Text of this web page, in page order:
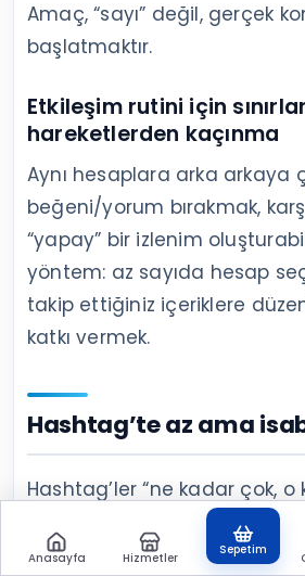
Amaç, “sayı” değil, gerçek
başlatmaktır.
Etkileşim rutini için
hareketlerden kaçınma
Aynı hesaplara arka arkaya
beğeni/yorum bırakmak,
“yapay” bir izlenim
yöntem: az sayıda hesap
takip ettiğiniz içeriklere
katkı vermek.
Hashtag’te az ama
Hashtag’ler “ne kadar çok, o
yaklaşımından çok, içeriğin
olduğunu doğru anlatma
Anasayfa Hizmetler
Sepetim